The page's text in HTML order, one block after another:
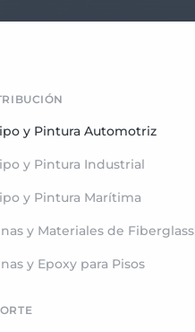
y Pintura Automotriz
y Pintura Industrial
y Pintura Marítima
y Materiales de Fiberglass
y Epoxy para Pisos